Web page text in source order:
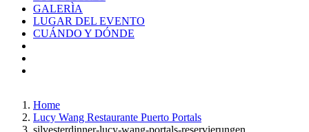
GALERÌA
LUGAR DEL EVENTO
CUÁNDO Y DÓNDE
Home
Lucy Wang Restaurante Puerto Portals
silvesterdinner-lucy-wang-portals-reservierungen